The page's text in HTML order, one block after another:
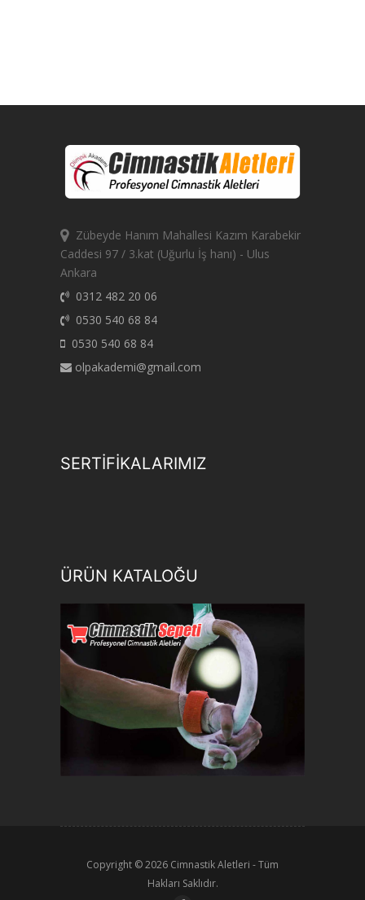
Zübeyde Hanım Mahallesi Kazım Karabekir
Caddesi 97 / 3.kat (Uğurlu İş hanı) - Ulus
Ankara
0312 482 20 06
0530 540 68 84
0530 540 68 84
olpakademi@gmail.com
SERTİFİKALARIMIZ
ÜRÜN KATALOĞU
Copyright © 2026 Cimnastik Aletleri - Tüm
Hakları Saklıdır.